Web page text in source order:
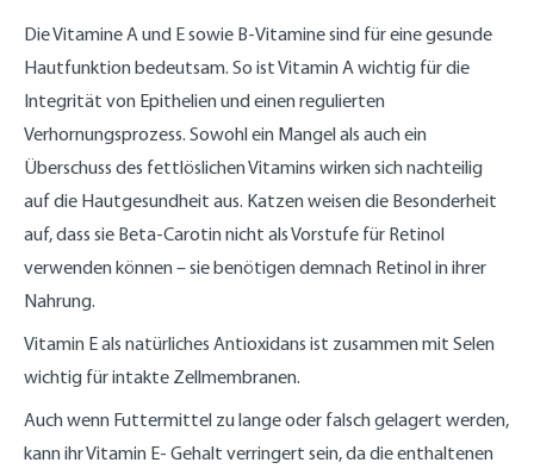
Die Vitamine A und E sowie B-Vitamine sind für eine gesunde
Hautfunktion bedeutsam. So ist Vitamin A wichtig für die
Integrität von Epithelien und einen regulierten
Verhornungsprozess. Sowohl ein Mangel als auch ein
Überschuss des fettlöslichen Vitamins wirken sich nachteilig
auf die Hautgesundheit aus. Katzen weisen die Besonderheit
auf, dass sie Beta-Carotin nicht als Vorstufe für Retinol
verwenden können – sie benötigen demnach Retinol in ihrer
Nahrung.
Vitamin E als natürliches Antioxidans ist zusammen mit Selen
wichtig für intakte Zellmembranen.
Auch wenn Futtermittel zu lange oder falsch gelagert werden,
kann ihr Vitamin E- Gehalt verringert sein, da die enthaltenen